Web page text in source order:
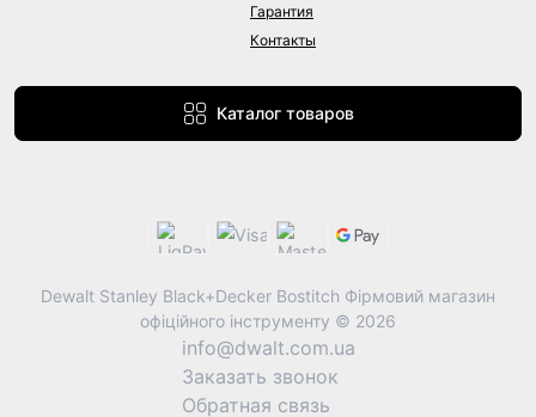
Гарантия
Контакты
Каталог товаров
Dewalt Stanley Black+Decker Bostitch Фірмовий магазин
офіційного інструменту © 2026
info@dwalt.com.ua
Заказать звонок
Обратная связь